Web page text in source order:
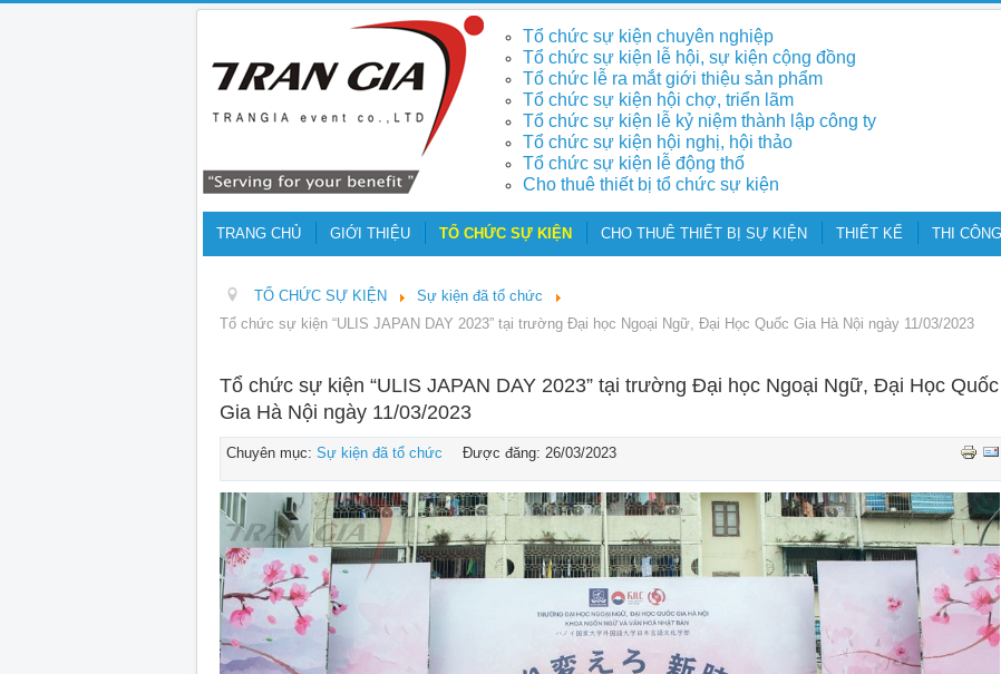
Tổ chức sự kiện chuyên nghiệp
Tổ chức sự kiện lễ hội, sự kiện cộng đồng
Tổ chức lễ ra mắt giới thiệu sản phẩm
Tổ chức sự kiện hội chợ, triển lãm
Tổ chức sự kiện lễ kỷ niệm thành lập công ty
Tổ chức sự kiện hội nghị, hội thảo
Tổ chức sự kiện lễ động thổ
Cho thuê thiết bị tổ chức sự kiện
TRANG CHỦ GIỚI THIỆU TỔ CHỨC SỰ KIỆN CHO THUÊ THIẾT BỊ SỰ KIỆN THIẾT KẾ THI
TỔ CHỨC SỰ KIỆN
Sự kiện đã tổ chức
Tổ chức sự kiện “ULIS JAPAN DAY 2023” tại trường Đại học Ngoại Ngữ, Đại Học Quốc Gia Hà Nội ngày 11/03/2023
Tổ chức sự kiện “ULIS JAPAN DAY 2023” tại trường Đại học Ngoại Ngữ, Đại Học Quốc
Gia Hà Nội ngày 11/03/2023
Chuyên mục: Sự kiện đã tổ chức Được đăng: 26/03/2023